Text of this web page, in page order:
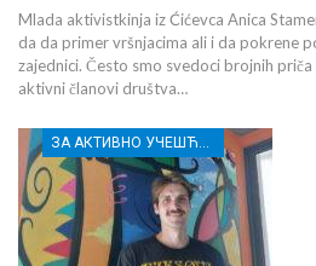
Mlada aktivistkinja iz Ćićevca Anica
da da primer vršnjacima ali i da pokrene
zajednici. Često smo svedoci brojnih
aktivni članovi društva…
ЗА АКТИВНО УЧЕШЋЕ МЛАДИХ РАСИНСКОГ ОКРУГА